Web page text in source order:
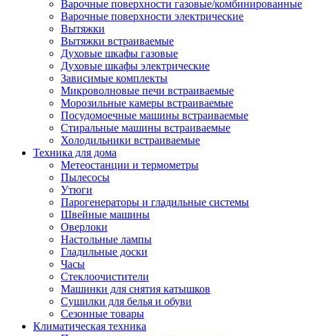
Кронштейны для акустики
Магнитолы
Музыкальные центры
Диктофоны
Домашние кинотеатры
Игровые приставки и аксессуары
Аксессуары к игровым
Музыкальные инструменты
Аксессуары эми
Ди-джейское оборудование
Плееры blu-ray и dvd
Проекционное оборудование
Аксессуары для проекционного
Интерактивные доски
Кронштейны для проекторов
Проекторы
Экраны
Магнитно-маркерные доски
Радиобудильники
Радиоприемники
Варочные поверхности газовые/комбинированные
Варочные поверхности электрические
Вытяжки
Вытяжки встраиваемые
Духовые шкафы газовые
Духовые шкафы электрические
Зависимые комплекты
Микроволновые печи встраиваемые
Морозильные камеры встраиваемые
Посудомоечные машины встраиваемые
Стиральные машины встраиваемые
Холодильники встраиваемые
Техника для дома
Метеостанции и термометры
Пылесосы
Утюги
Парогенераторы и гладильные системы
Швейные машины
Оверлоки
Настольные лампы
Гладильные доски
Часы
Стеклоочистители
Машинки для снятия катышков
Сушилки для белья и обуви
Сезонные товары
Климатическая техника